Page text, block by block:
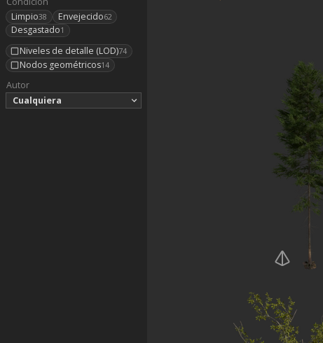
Limpio38 Envejecido62
Desgastado1
Niveles de detalle (LOD)74
Nodos geométricos14
Autor
Cualquiera